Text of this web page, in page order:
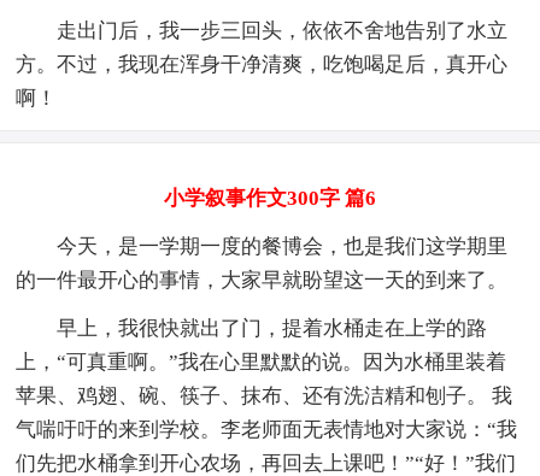
走出门后，我一步三回头，依依不舍地告别了水立
方。不过，我现在浑身干净清爽，吃饱喝足后，真开心
啊！
小学叙事作文300字 篇6
今天，是一学期一度的餐博会，也是我们这学期里
的一件最开心的事情，大家早就盼望这一天的到来了。
早上，我很快就出了门，提着水桶走在上学的路
上，“可真重啊。”我在心里默默的说。因为水桶里装着
苹果、鸡翅、碗、筷子、抹布、还有洗洁精和刨子。 我
气喘吁吁的来到学校。李老师面无表情地对大家说：“我
们先把水桶拿到开心农场，再回去上课吧！”“好！”我们